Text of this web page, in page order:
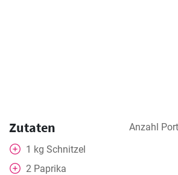
Zutaten Anzahl
1 kg Schnitzel
2 Paprika